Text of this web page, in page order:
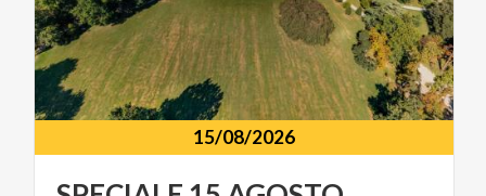
15/08/2026